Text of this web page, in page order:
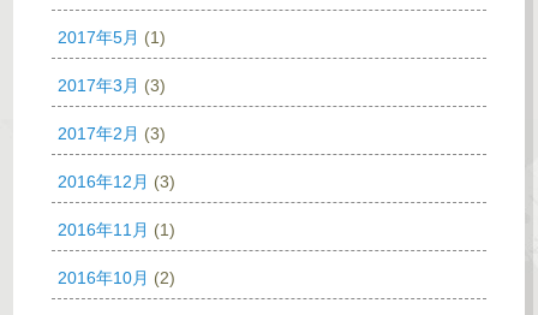
2017年5月 (1)
2017年3月 (3)
2017年2月 (3)
2016年12月 (3)
2016年11月 (1)
2016年10月 (2)